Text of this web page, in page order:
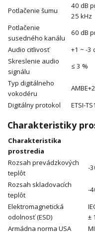
Potlačenie šumu
40 dB
25 kHz
Potlačenie
susedného kanálu
60 dB
Audio citlivosť
+1 ~ -3
Skreslenie audio
signálu
≤ 3 %
Typ digitálneho
vokodéru
Digitálny protokol
ETSI-
Charakteristiky
Charakteristika
prostredia
Rozsah prevádzkových
teplôt
-
Rozsah skladovacích
teplôt
-
Elektromagnetická
odolnosť (ESD)
±
Armádna norma USA